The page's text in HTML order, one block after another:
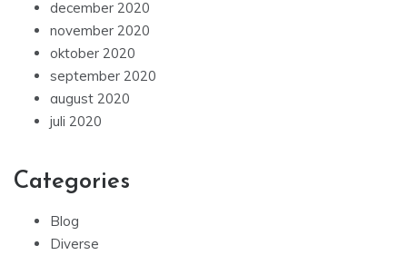
december 2020
november 2020
oktober 2020
september 2020
august 2020
juli 2020
Categories
Blog
Diverse